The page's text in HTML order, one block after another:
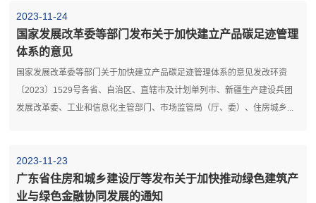
2023-11-24
国家发展改革委等部门发布关于加快建立产品碳足迹管理
体系的意见
国家发展改革委等部门关于加快建立产品碳足迹管理体系的意见发改环资
〔2023〕1529号各省、自治区、直辖市及计划单列市、新疆生产建设兵团
发展改革委、工业和信息化主管部门、市场监管局（厅、委）、住房城乡...
2023-11-23
广东省住房和城乡建设厅等发布关于加快推动绿色建筑产
业与绿色金融协同发展的通知